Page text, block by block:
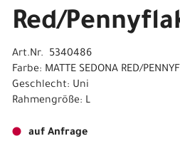
Red/
Art.Nr. 5340486
Farbe: MATTE SEDONA RED/
Geschlecht: Uni
Rahmengröße: L
auf Anfrage